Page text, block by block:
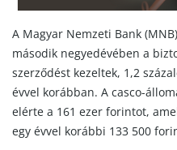
A Magyar Nemzeti Bank
második negyedévében a
szerződést kezeltek, 1,2
évvel korábban. A casco-
elérte a 161 ezer forintot,
egy évvel korábbi 133 500